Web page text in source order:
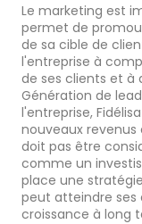
Le marketing est
permet de
de sa cible de
l'entreprise à
de ses clients et à
Génération de
l'entreprise,
nouveaux
doit pas être
comme un
place une
peut atteindre
croissance à long